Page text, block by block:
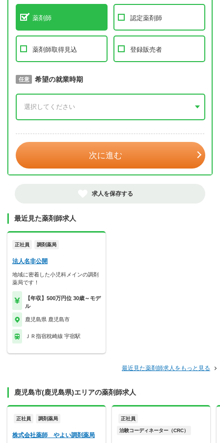
薬剤師 認定薬剤師
薬剤師取得見込 登録販売者
必須 取得予定年
任意 希望の就業時期
次に進む
求人を保存する
最近見た薬剤師求人
正社員 調剤薬局
法人名非公開
地域に密着した小児科メインの調剤
薬局です！
【年収】500万円位 30歳～モデ
ル
鹿児島県 鹿児島市
ＪＲ指宿枕崎線 宇宿駅
最近見た薬剤師求人をもっと見る
鹿児島市(鹿児島県)エリアの薬剤師求人
正社員 調剤薬局
株式会社薬師 やよい調剤薬局
正社員
治験コーディネーター（CRC）